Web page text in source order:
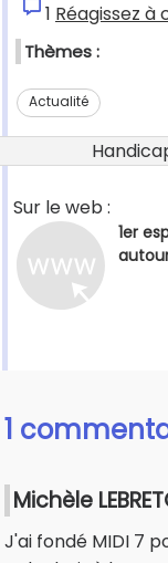
1 Réagissez
Thèmes :
Actualité
Sur le web :
1er
1
Michèle
J'ai fondé MIDI 7